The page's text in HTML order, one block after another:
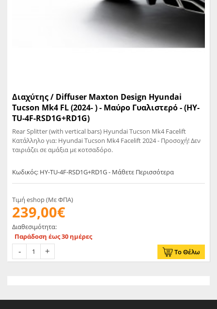
Διαχύτης / Diffuser Maxton Design Hyundai
Tucson Mk4 FL (2024- ) - Μαύρο Γυαλιστερό - (HY-
TU-4F-RSD1G+RD1G)
Rear Splitter (with vertical bars) Hyundai Tucson Mk4 Facelift
Κατάλληλο για: Hyundai Tucson Mk4 Facelift 2024 - Προσοχή! Δεν
ταιριάζει σε αμάξια με κοτσαδόρο.
Κωδικός: HY-TU-4F-RSD1G+RD1G - Μάθετε Περισσότερα
Τιμή eshop (Με ΦΠΑ)
239,00€
Διαθεσιμότητα:
Παράδοση έως 30 ημέρες
Το Θέλω